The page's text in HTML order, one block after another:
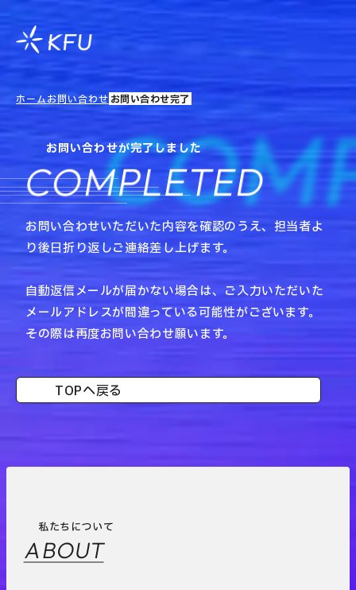
ホームお問い合わせ お問い合わせ完了
お問い合わせが完了しました
COMPLETED
お問い合わせいただいた内容を確認のうえ、担当者よ
り後日折り返しご連絡差し上げます。
自動返信メールが届かない場合は、ご入力いただいた
メールアドレスが間違っている可能性がございます。
その際は再度お問い合わせ願います。
TOPへ戻る
私たちについて
ABOUT